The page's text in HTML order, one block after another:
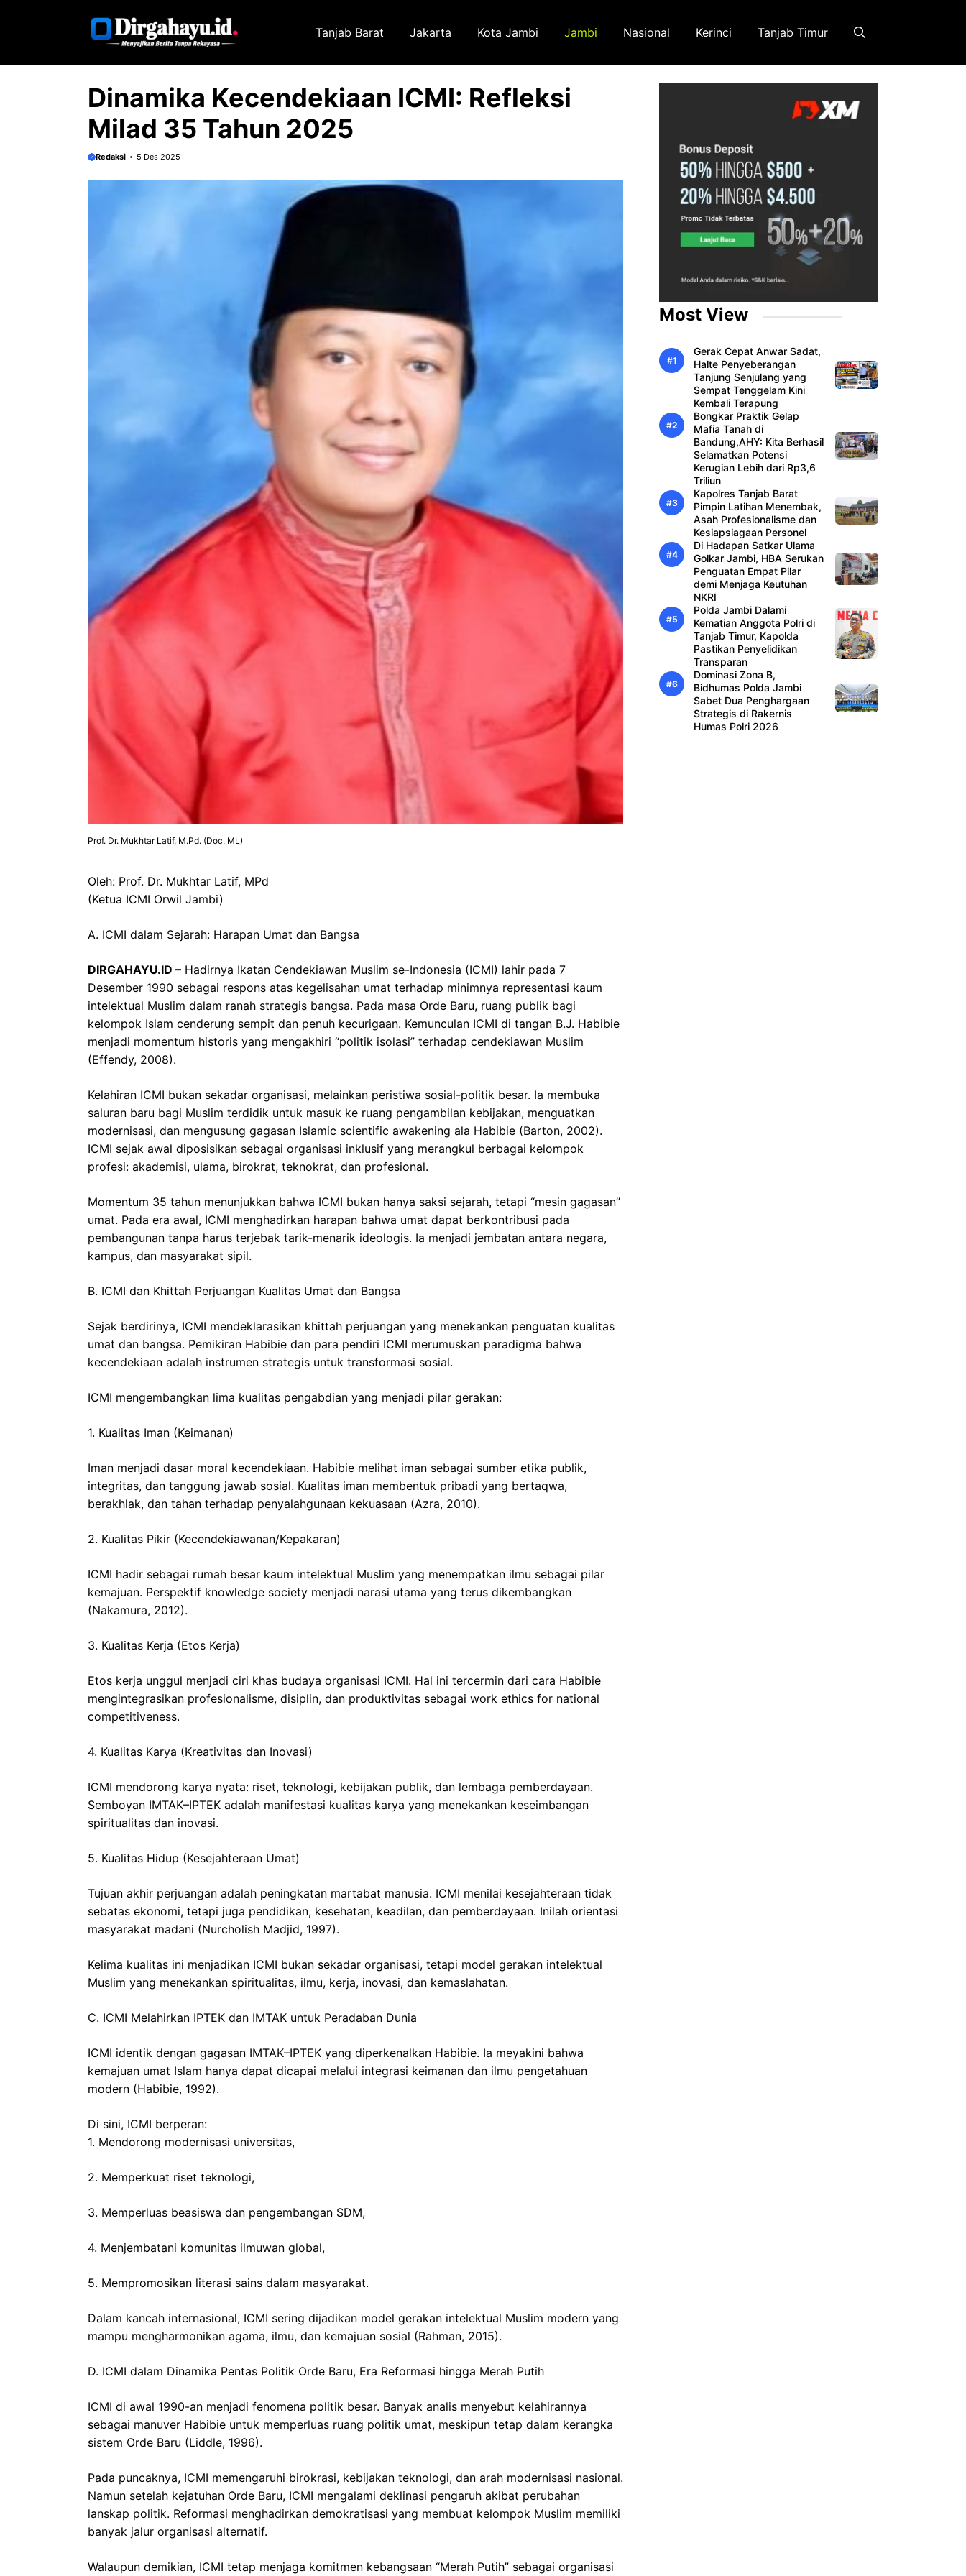
Tanjab Barat Jakarta Kota Jambi Jambi Nasional Kerinci Tanjab Timur
Dinamika Kecendekiaan ICMI: Refleksi
Milad 35 Tahun 2025
Redaksi 5 Des 2025
Prof. Dr. Mukhtar Latif, M.Pd. (Doc. ML)
Oleh: Prof. Dr. Mukhtar Latif, MPd
(Ketua ICMI Orwil Jambi)
A. ICMI dalam Sejarah: Harapan Umat dan Bangsa
DIRGAHAYU.ID – Hadirnya Ikatan Cendekiawan Muslim se-Indonesia (ICMI) lahir pada 7
Desember 1990 sebagai respons atas kegelisahan umat terhadap minimnya representasi kaum
intelektual Muslim dalam ranah strategis bangsa. Pada masa Orde Baru, ruang publik bagi
kelompok Islam cenderung sempit dan penuh kecurigaan. Kemunculan ICMI di tangan B.J. Habibie
menjadi momentum historis yang mengakhiri “politik isolasi” terhadap cendekiawan Muslim
(Effendy, 2008).
Kelahiran ICMI bukan sekadar organisasi, melainkan peristiwa sosial-politik besar. Ia membuka
saluran baru bagi Muslim terdidik untuk masuk ke ruang pengambilan kebijakan, menguatkan
modernisasi, dan mengusung gagasan Islamic scientific awakening ala Habibie (Barton, 2002).
ICMI sejak awal diposisikan sebagai organisasi inklusif yang merangkul berbagai kelompok
profesi: akademisi, ulama, birokrat, teknokrat, dan profesional.
Momentum 35 tahun menunjukkan bahwa ICMI bukan hanya saksi sejarah, tetapi “mesin gagasan”
umat. Pada era awal, ICMI menghadirkan harapan bahwa umat dapat berkontribusi pada
pembangunan tanpa harus terjebak tarik-menarik ideologis. Ia menjadi jembatan antara negara,
kampus, dan masyarakat sipil.
B. ICMI dan Khittah Perjuangan Kualitas Umat dan Bangsa
Sejak berdirinya, ICMI mendeklarasikan khittah perjuangan yang menekankan penguatan kualitas
umat dan bangsa. Pemikiran Habibie dan para pendiri ICMI merumuskan paradigma bahwa
kecendekiaan adalah instrumen strategis untuk transformasi sosial.
ICMI mengembangkan lima kualitas pengabdian yang menjadi pilar gerakan:
1. Kualitas Iman (Keimanan)
Iman menjadi dasar moral kecendekiaan. Habibie melihat iman sebagai sumber etika publik,
integritas, dan tanggung jawab sosial. Kualitas iman membentuk pribadi yang bertaqwa,
berakhlak, dan tahan terhadap penyalahgunaan kekuasaan (Azra, 2010).
2. Kualitas Pikir (Kecendekiawanan/Kepakaran)
ICMI hadir sebagai rumah besar kaum intelektual Muslim yang menempatkan ilmu sebagai pilar
kemajuan. Perspektif knowledge society menjadi narasi utama yang terus dikembangkan
(Nakamura, 2012).
3. Kualitas Kerja (Etos Kerja)
Etos kerja unggul menjadi ciri khas budaya organisasi ICMI. Hal ini tercermin dari cara Habibie
mengintegrasikan profesionalisme, disiplin, dan produktivitas sebagai work ethics for national
competitiveness.
4. Kualitas Karya (Kreativitas dan Inovasi)
ICMI mendorong karya nyata: riset, teknologi, kebijakan publik, dan lembaga pemberdayaan.
Semboyan IMTAK–IPTEK adalah manifestasi kualitas karya yang menekankan keseimbangan
spiritualitas dan inovasi.
5. Kualitas Hidup (Kesejahteraan Umat)
Tujuan akhir perjuangan adalah peningkatan martabat manusia. ICMI menilai kesejahteraan tidak
sebatas ekonomi, tetapi juga pendidikan, kesehatan, keadilan, dan pemberdayaan. Inilah orientasi
masyarakat madani (Nurcholish Madjid, 1997).
Kelima kualitas ini menjadikan ICMI bukan sekadar organisasi, tetapi model gerakan intelektual
Muslim yang menekankan spiritualitas, ilmu, kerja, inovasi, dan kemaslahatan.
C. ICMI Melahirkan IPTEK dan IMTAK untuk Peradaban Dunia
ICMI identik dengan gagasan IMTAK–IPTEK yang diperkenalkan Habibie. Ia meyakini bahwa
kemajuan umat Islam hanya dapat dicapai melalui integrasi keimanan dan ilmu pengetahuan
modern (Habibie, 1992).
Di sini, ICMI berperan:
1. Mendorong modernisasi universitas,
2. Memperkuat riset teknologi,
3. Memperluas beasiswa dan pengembangan SDM,
4. Menjembatani komunitas ilmuwan global,
5. Mempromosikan literasi sains dalam masyarakat.
Dalam kancah internasional, ICMI sering dijadikan model gerakan intelektual Muslim modern yang
mampu mengharmonikan agama, ilmu, dan kemajuan sosial (Rahman, 2015).
D. ICMI dalam Dinamika Pentas Politik Orde Baru, Era Reformasi hingga Merah Putih
ICMI di awal 1990-an menjadi fenomena politik besar. Banyak analis menyebut kelahirannya
sebagai manuver Habibie untuk memperluas ruang politik umat, meskipun tetap dalam kerangka
sistem Orde Baru (Liddle, 1996).
Pada puncaknya, ICMI memengaruhi birokrasi, kebijakan teknologi, dan arah modernisasi nasional.
Namun setelah kejatuhan Orde Baru, ICMI mengalami deklinasi pengaruh akibat perubahan
lanskap politik. Reformasi menghadirkan demokratisasi yang membuat kelompok Muslim memiliki
banyak jalur organisasi alternatif.
Walaupun demikian, ICMI tetap menjaga komitmen kebangsaan “Merah Putih” sebagai organisasi
Most View
Gerak Cepat Anwar Sadat,
Halte Penyeberangan
Tanjung Senjulang yang
Sempat Tenggelam Kini
Kembali Terapung
Bongkar Praktik Gelap
Mafia Tanah di
Bandung,AHY: Kita Berhasil
Selamatkan Potensi
Kerugian Lebih dari Rp3,6
Triliun
Kapolres Tanjab Barat
Pimpin Latihan Menembak,
Asah Profesionalisme dan
Kesiapsiagaan Personel
Di Hadapan Satkar Ulama
Golkar Jambi, HBA Serukan
Penguatan Empat Pilar
demi Menjaga Keutuhan
NKRI
Polda Jambi Dalami
Kematian Anggota Polri di
Tanjab Timur, Kapolda
Pastikan Penyelidikan
Transparan
Dominasi Zona B,
Bidhumas Polda Jambi
Sabet Dua Penghargaan
Strategis di Rakernis
Humas Polri 2026